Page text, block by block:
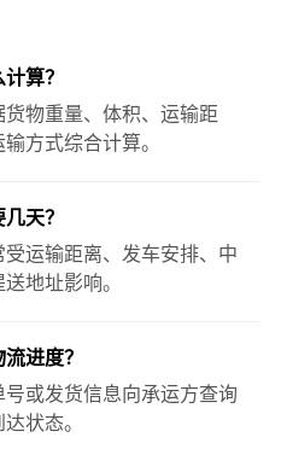
算？
物重量、体积、运输距
方式综合计算。
天？
运输距离、发车安排、中
地址影响。
进度？
或发货信息向承运方查询
状态。